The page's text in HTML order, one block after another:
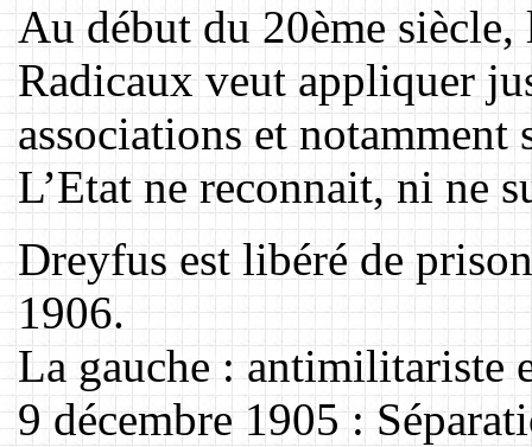
Au début du 20ème
Radicaux veut appliquer
associations et
L’Etat ne reconnait, ni ne
Dreyfus est libéré de
1906.
La gauche : antimilitariste
9 décembre 1905 :